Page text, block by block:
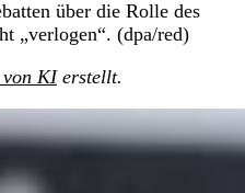
über die Rolle des
„verlogen“. (dpa/red)
KIerstellt.